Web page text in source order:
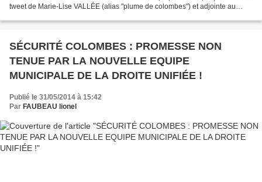
tweet de Marie-Lise VALLÉE (alias "plume de colombes") et adjointe au
SÉCURITÉ COLOMBES : PROMESSE NON
TENUE PAR LA NOUVELLE EQUIPE
MUNICIPALE DE LA DROITE UNIFIÉE !
Publié le 31/05/2014 à 15:42
Par FAUBEAU lionel